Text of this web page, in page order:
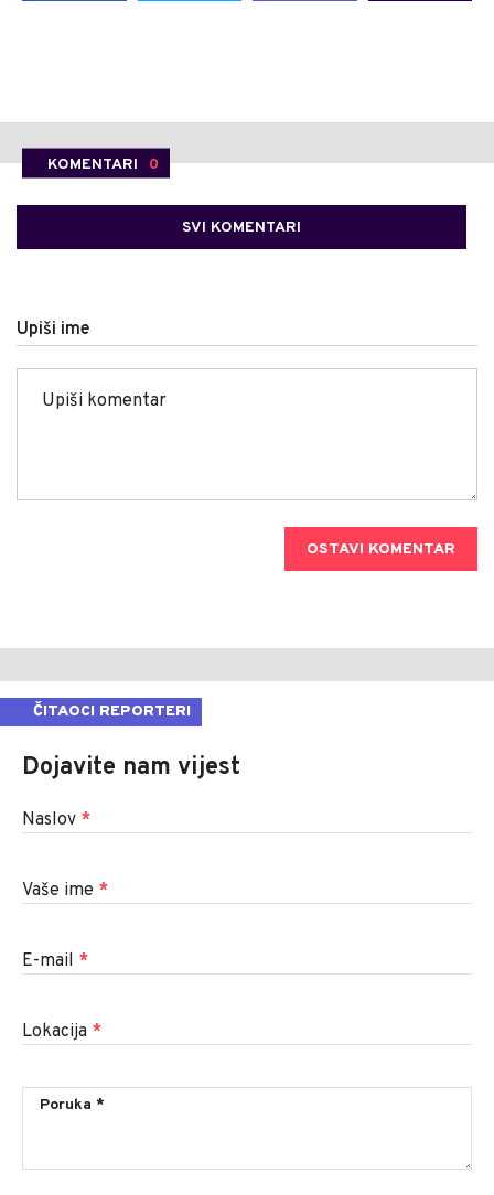
KOMENTARI 0
SVI KOMENTARI
Upiši ime
OSTAVI KOMENTAR
ČITAOCI REPORTERI
Dojavite nam vijest
Naslov *
Vaše ime *
E-mail *
Lokacija *